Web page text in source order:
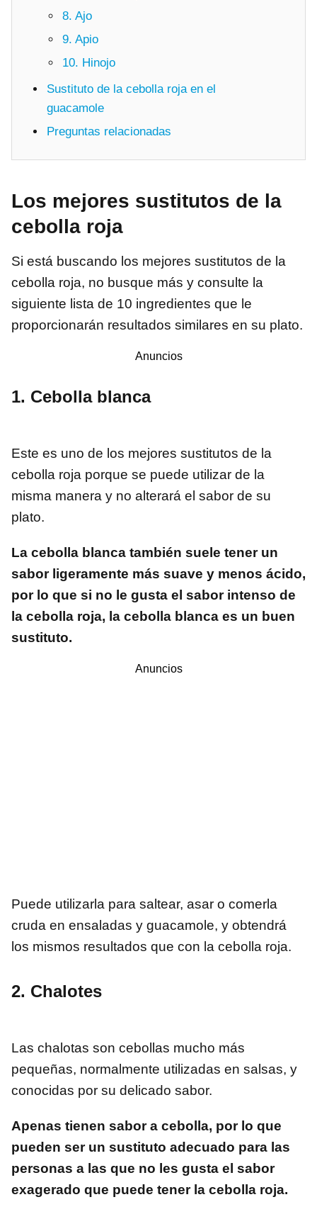
8. Ajo
9. Apio
10. Hinojo
Sustituto de la cebolla roja en el
guacamole
Preguntas relacionadas
Los mejores sustitutos de la
cebolla roja
Si está buscando los mejores sustitutos de la
cebolla roja, no busque más y consulte la
siguiente lista de 10 ingredientes que le
proporcionarán resultados similares en su plato.
Anuncios
1. Cebolla blanca
Este es uno de los mejores sustitutos de la
cebolla roja porque se puede utilizar de la
misma manera y no alterará el sabor de su
plato.
La cebolla blanca también suele tener un
sabor ligeramente más suave y menos ácido,
por lo que si no le gusta el sabor intenso de
la cebolla roja, la cebolla blanca es un buen
sustituto.
Anuncios
Puede utilizarla para saltear, asar o comerla
cruda en ensaladas y guacamole, y obtendrá
los mismos resultados que con la cebolla roja.
2. Chalotes
Las chalotas son cebollas mucho más
pequeñas, normalmente utilizadas en salsas, y
conocidas por su delicado sabor.
Apenas tienen sabor a cebolla, por lo que
pueden ser un sustituto adecuado para las
personas a las que no les gusta el sabor
exagerado que puede tener la cebolla roja.